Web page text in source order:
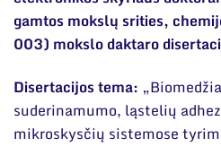
gamtos mokslų srities,
003) mokslo daktaro
Disertacijos tema:
suderinamumo, ląstelių
mikroskysčių sistemose